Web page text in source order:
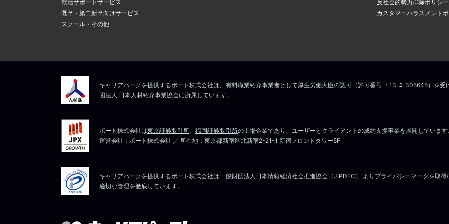
就活サポートサービス
既卒・第二新卒向けサービス
スクール・その他
反社会的勢力排除ポリシー
カスタマーハラスメント